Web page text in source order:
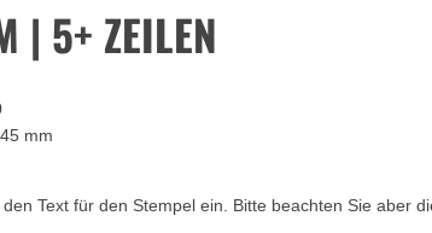
| 5+ ZEILEN
mm
Text für den Stempel ein. Bitte beachten Sie aber